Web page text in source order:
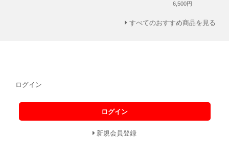
6,500円
すべてのおすすめ商品を見る
ログイン
ログイン
新規会員登録